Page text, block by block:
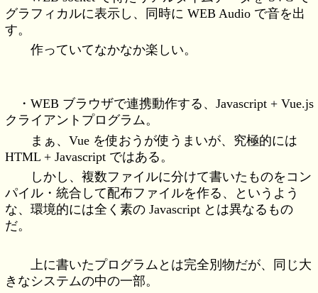
グラフィカルに表示し、同時に WEB Audio で音を出
す。
作っていてなかなか楽しい。
・WEB ブラウザで連携動作する、Javascript + Vue.js
クライアントプログラム。
まぁ、Vue を使おうが使うまいが、究極的には
HTML + Javascript ではある。
しかし、複数ファイルに分けて書いたものをコン
パイル・統合して配布ファイルを作る、というよう
な、環境的には全く素の Javascript とは異なるもの
だ。
上に書いたプログラムとは完全別物だが、同じ大
きなシステムの中の一部。